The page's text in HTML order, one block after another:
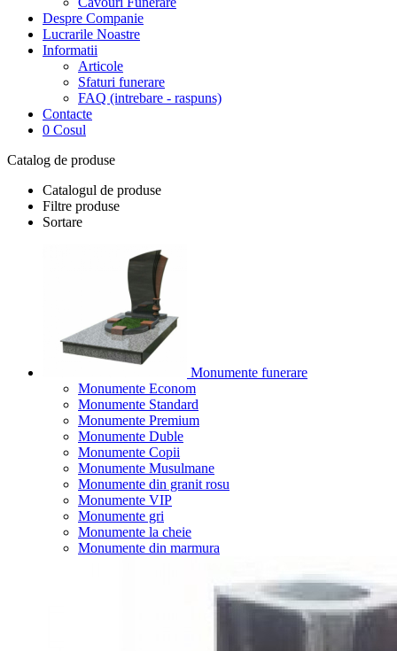
Despre Companie
Lucrarile Noastre
Informatii
Articole
Sfaturi funerare
FAQ (intrebare - raspuns)
Contacte
0 Cosul
Catalog de produse
Catalogul de produse
Filtre produse
Sortare
Monumente funerare
Monumente Econom
Monumente Standard
Monumente Premium
Monumente Duble
Monumente Copii
Monumente Musulmane
Monumente din granit rosu
Monumente VIP
Monumente gri
Monumente la cheie
Monumente din marmura